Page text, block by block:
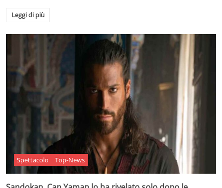
Leggi di più
Spettacolo Top-News